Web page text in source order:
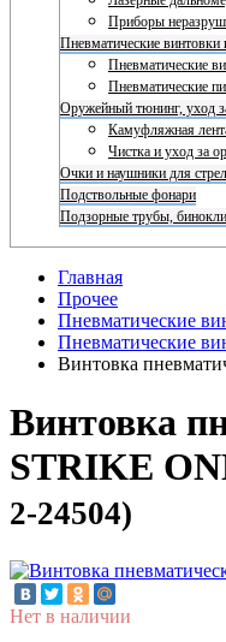
Приборы
Пневматические винтовки
Пневматические
Пневматические
Оружейный тюнинг, уход
Камуфляжная
Чистка и уход за
Очки и наушники для
Подствольные фонари
Подзорные трубы,
Главная
Прочее
Пневматические
Пневматические
Винтовка
Винтовка
STRIKE
2-24504)
Нет в наличии